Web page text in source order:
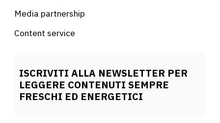
Media partnership
Content service
ISCRIVITI ALLA NEWSLETTER PER
LEGGERE CONTENUTI SEMPRE
FRESCHI ED ENERGETICI